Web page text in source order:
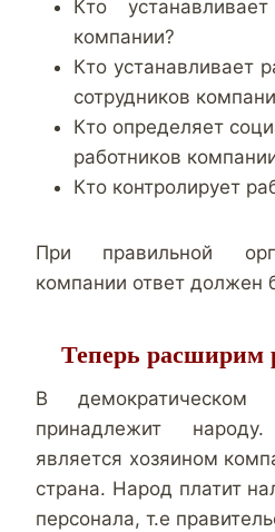
Кто
компании?
Кто устанавливает
сотрудников
Кто определяет
работников
Кто контролирует
При правильной
компании ответ должен
Теперь расширим
В демократическом
принадлежит
является хозяином
страна. Народ платит
персонала, т.е